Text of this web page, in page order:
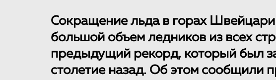
Сокращение льда в горах
большой объем ледников из всех
предыдущий рекорд, который был
столетие назад. Об этом сообщили